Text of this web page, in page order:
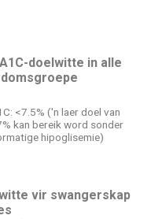
doelwitte in alle
<7.5% ('n laer doel van
kan bereik word sonder
hipoglisemie)
vir swangerskap